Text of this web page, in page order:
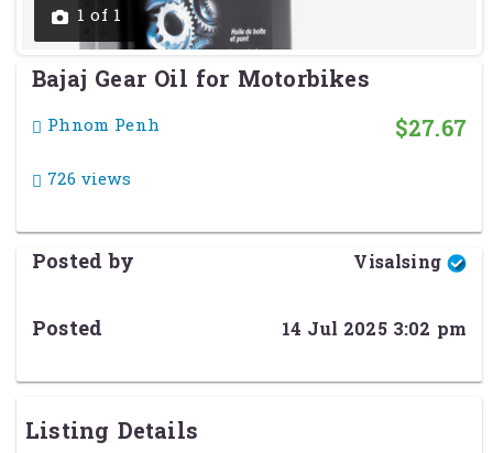
1 of 1
Bajaj Gear Oil for Motorbikes
Phnom Penh
726 views
$27.67
Posted by Visalsing
Posted 14 Jul 2025 3:02 pm
Listing Details